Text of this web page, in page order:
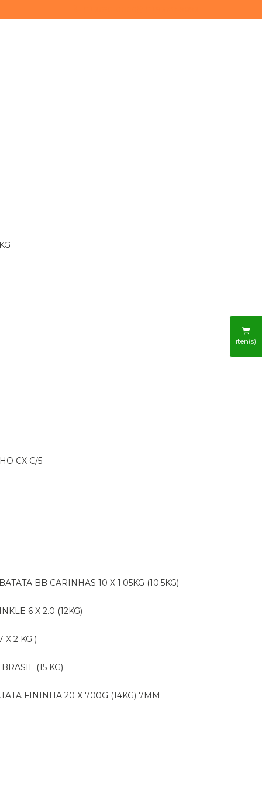
CX C/5
BATATA BB CARINHAS 10 X 1.05KG (10.5KG)
6 X 2.0 (12KG)
X 2 KG )
(15 KG)
FININHA 20 X 700G (14KG) 7MM
iten(s)